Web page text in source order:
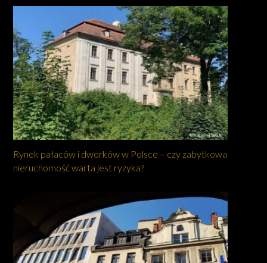
Rynek pałaców i dworków w Polsce – czy zabytkowa
nieruchomość warta jest ryzyka?